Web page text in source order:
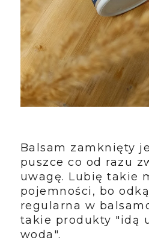
Balsam zamknięty
puszce co od razu
uwagę. Lubię takie
pojemności, bo
regularna w
takie produkty "idą
woda".